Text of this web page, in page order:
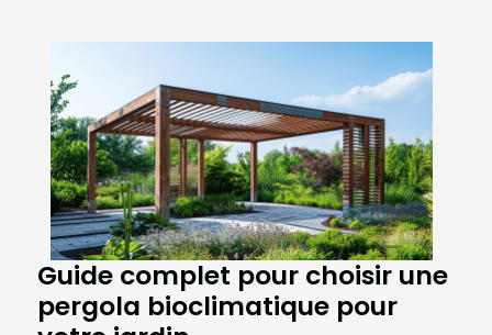
Guide complet pour choisir une
pergola bioclimatique pour